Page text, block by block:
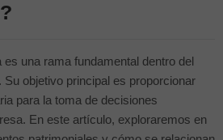
es una rama fundamental dentro del
Su objetivo principal es proporcionar
para la toma de decisiones
En este artículo, exploraremos en